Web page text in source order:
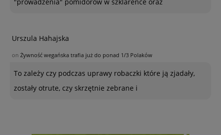
Urszula Hahajska
on Żywność wegańska trafia już do ponad 1/3 Polaków
To zależy czy podczas uprawy robaczki które ją zjadały,
zostały otrute, czy skrzętnie zebrane i